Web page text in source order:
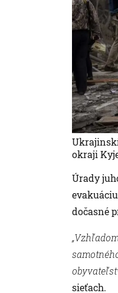
okraji
Úrady
dočasné
sieťach.